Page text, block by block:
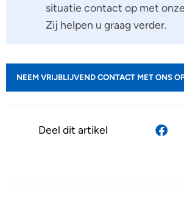
situatie contact op met
Zij helpen u graag verder.
NEEM VRIJBLIJVEND CONTACT MET ONS
Deel dit artikel